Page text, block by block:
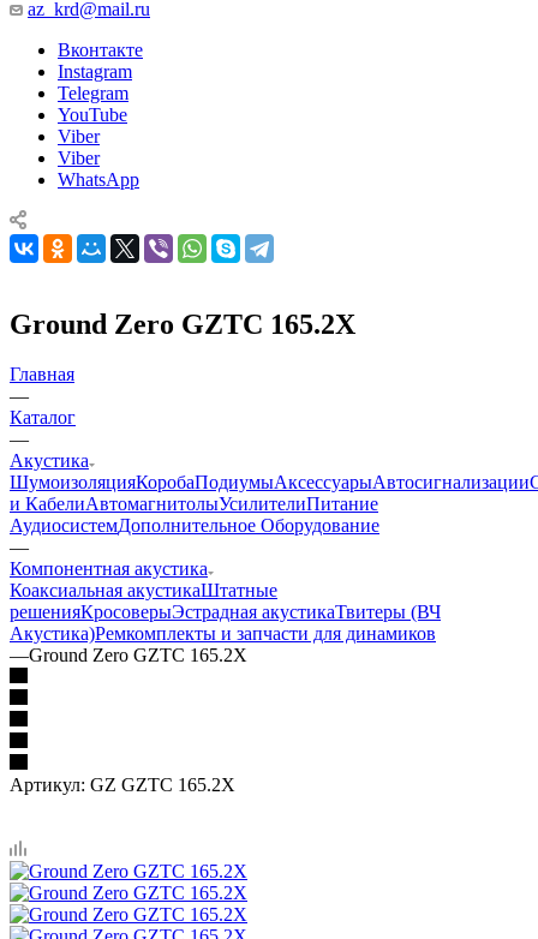
az_krd@mail.ru
Вконтакте
Instagram
Telegram
YouTube
Viber
Viber
WhatsApp
Ground Zero GZTC 165.2X
Главная
—
Каталог
—
Акустика
ШумоизоляцияКоробаПодиумыАксессуарыАвтосигнализации
и КабелиАвтомагнитолыУсилителиПитание
АудиосистемДополнительное Оборудование
—
Компонентная акустика
Коаксиальная акустикаШтатные
решенияКросоверыЭстрадная акустикаТвитеры (ВЧ
Акустика)Ремкомплекты и запчасти для динамиков
—Ground Zero GZTC 165.2X
Артикул: GZ GZTC 165.2X